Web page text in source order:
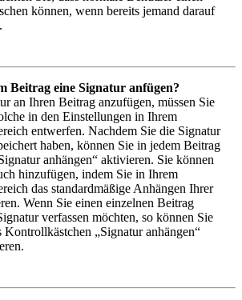
können, wenn bereits jemand darauf
Beitrag eine Signatur anfügen?
an Ihren Beitrag anzufügen, müssen Sie
in den Einstellungen in Ihrem
entwerfen. Nachdem Sie die Signatur
haben, können Sie in jedem Beitrag
anhängen“ aktivieren. Sie können
hinzufügen, indem Sie in Ihrem
das standardmäßige Anhängen Ihrer
Wenn Sie einen einzelnen Beitrag
verfassen möchten, so können Sie
Kontrollkästchen „Signatur anhängen“